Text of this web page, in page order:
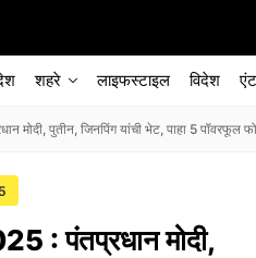
शहरे लाइफस्टाइल विदेश
मोदी, पुतीन, जिनपिंग यांची भेट, पाहा 5 पॉवरफूल
: पंतप्रधान मोदी,